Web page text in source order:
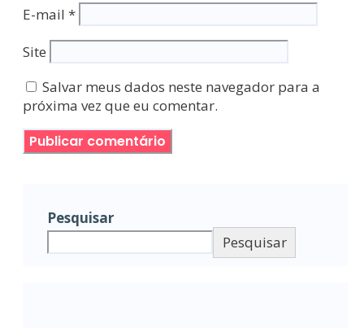
E-mail *
Site
Salvar meus dados neste navegador para a
próxima vez que eu comentar.
Pesquisar
Pesquisar